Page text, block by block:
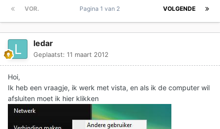
VOR. VOLGENDE
Pagina 1 van 2
ledar
Geplaatst: 11 maart 2012
Hoi,
Ik heb een vraagje, ik werk met vista, en als ik de computer wil
afsluiten moet ik hier klikken